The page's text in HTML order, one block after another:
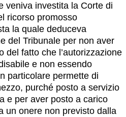
veniva investita la Corte di
ricorso promosso
la quale deduceva
del Tribunale per non aver
del fatto che l’autorizzazione
e non essendo
particolare permette di
purché posto a servizio
e per aver posto a carico
un onere non previsto dalla